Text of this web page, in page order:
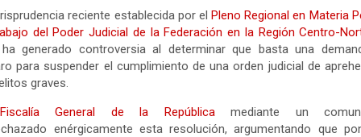
reciente establecida por elPleno Regional en Materia
del Poder Judicial de la Federación en la Región Centro-
generado controversia al determinar que basta una
para suspender el cumplimiento de una orden judicial de
graves.
Fiscalía General de la Repúblicamediante un
enérgicamente esta resolución, argumentando que